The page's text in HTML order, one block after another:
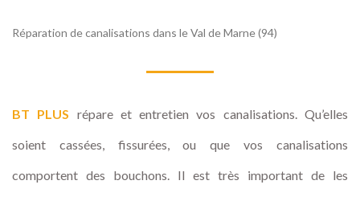
Réparation de canalisations dans le Val de Marne (94)
BT PLUS répare et entretien vos canalisations. Qu’elles
soient cassées, fissurées, ou que vos canalisations
comportent des bouchons. Il est très important de les